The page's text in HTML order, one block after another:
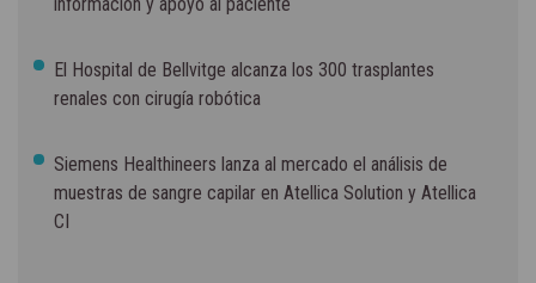
El Hospital de Bellvitge alcanza los 300 trasplantes
renales con cirugía robótica
Siemens Healthineers lanza al mercado el análisis de
muestras de sangre capilar en Atellica Solution y Atellica
CI